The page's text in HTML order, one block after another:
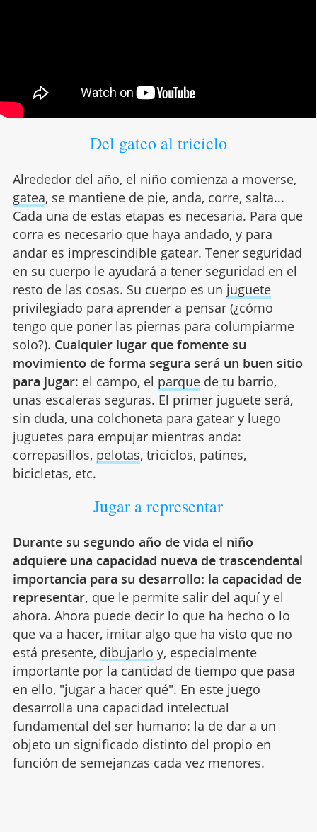
Del gateo al triciclo
Alrededor del año, el niño comienza a moverse,
gatea, se mantiene de pie, anda, corre, salta...
Cada una de estas etapas es necesaria. Para que
corra es necesario que haya andado, y para
andar es imprescindible gatear. Tener seguridad
en su cuerpo le ayudará a tener seguridad en el
resto de las cosas. Su cuerpo es un juguete
privilegiado para aprender a pensar (¿cómo
tengo que poner las piernas para columpiarme
solo?). Cualquier lugar que fomente su
movimiento de forma segura será un buen sitio
para jugar: el campo, el parquede tu barrio,
unas escaleras seguras. El primer juguete será,
sin duda, una colchoneta para gatear y luego
juguetes para empujar mientras anda:
correpasillos, pelotas, triciclos, patines,
bicicletas, etc.
Jugar a representar
Durante su segundo año de vida el niño
adquiere una capacidad nueva de trascendental
importancia para su desarrollo: la capacidad de
representar, que le permite salir del aquí y el
ahora. Ahora puede decir lo que ha hecho o lo
que va a hacer, imitar algo que ha visto que no
está presente, dibujarlo y, especialmente
importante por la cantidad de tiempo que pasa
en ello, "jugar a hacer qué". En este juego
desarrolla una capacidad intelectual
fundamental del ser humano: la de dar a un
objeto un significado distinto del propio en
función de semejanzas cada vez menores.